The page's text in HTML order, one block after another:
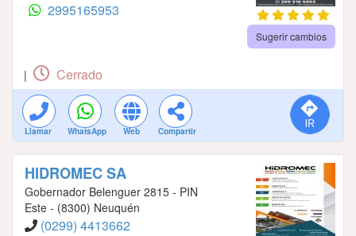
2995165953
Sugerir cambios
| Cerrado
Llamar WhatsApp Web Compartir
HIDROMEC SA
Gobernador Belenguer 2815 - PIN
Este - (8300) Neuquén
(0299) 4413662